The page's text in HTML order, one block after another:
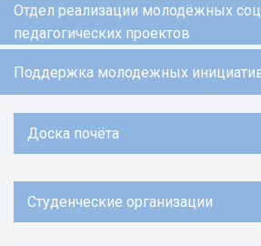
Отдел реализации молодёжных
педагогических проектов
Поддержка молодежных
Доска почёта
Студенческие организации